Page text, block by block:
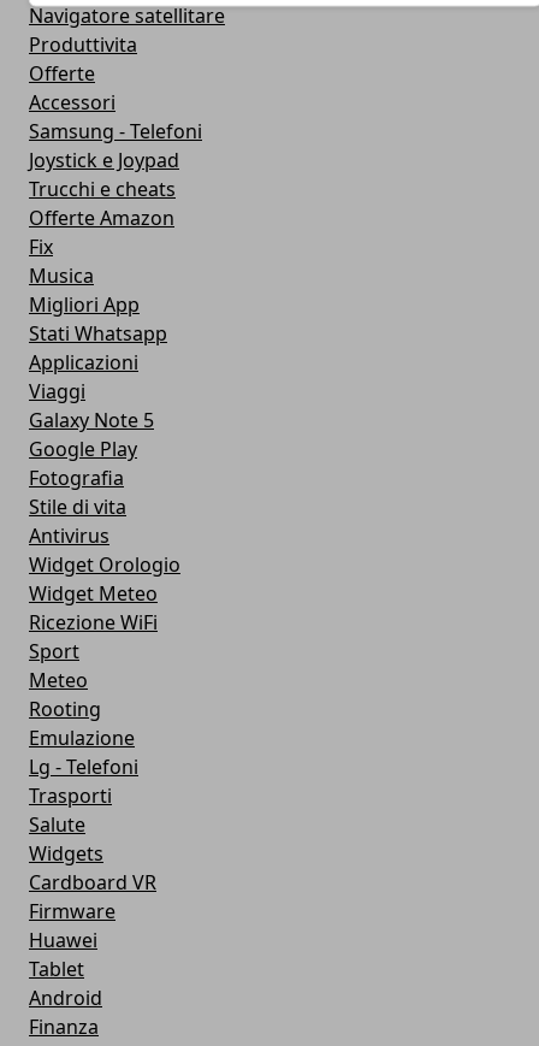
Navigatore satellitare
Produttivita
Offerte
Accessori
Samsung - Telefoni
Joystick e Joypad
Trucchi e cheats
Offerte Amazon
Fix
Musica
Migliori App
Stati Whatsapp
Applicazioni
Viaggi
Galaxy Note 5
Google Play
Fotografia
Stile di vita
Antivirus
Widget Orologio
Widget Meteo
Ricezione WiFi
Sport
Meteo
Rooting
Emulazione
Lg - Telefoni
Trasporti
Salute
Widgets
Cardboard VR
Firmware
Huawei
Tablet
Android
Finanza